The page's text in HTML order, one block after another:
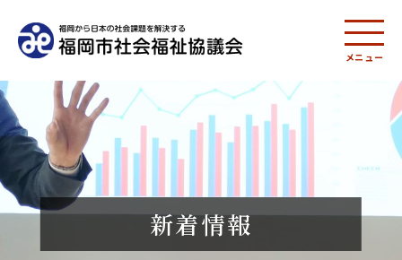
メニュー
新着情報